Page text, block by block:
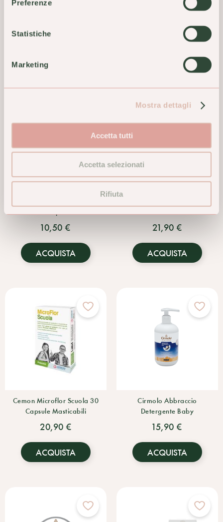
Preferenze
Statistiche
Marketing
Mostra dettagli
Accetta tutti
Accetta selezionati
Rifiuta
ACQUISTA
10,50 €
ACQUISTA
21,90 €
ACQUISTA
Cemon Microflor Scuola 30
Capsule Masticabili
20,90 €
ACQUISTA
Cirmolo Abbraccio
Detergente Baby
15,90 €
ACQUISTA